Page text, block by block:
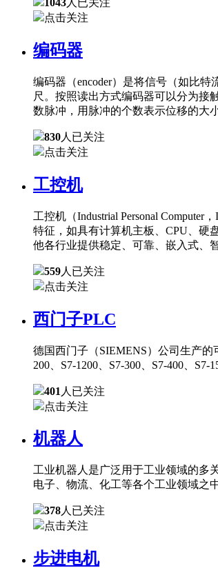
1043人已关注
点击关注
编码器
编码器（encoder）是将信号（如比
尺。按照读出方式编码器可以分为接
数脉冲，用脉冲的个数表示位移的大
830人已关注
点击关注
工控机
工控机（Industrial Personal
特征，如具有计算机主板、CPU、硬
他各行业提供稳定、可靠、嵌入式、
559人已关注
点击关注
西门子PLC
德国西门子（SIEMENS）公司生产
200、S7-1200、S7-300、S7-400、
401 人已关注
点击关注
机器人
工业机器人是广泛用于工业领域的多
电子、物流、化工等各个工业领域之中
378人已关注
点击关注
步进电机